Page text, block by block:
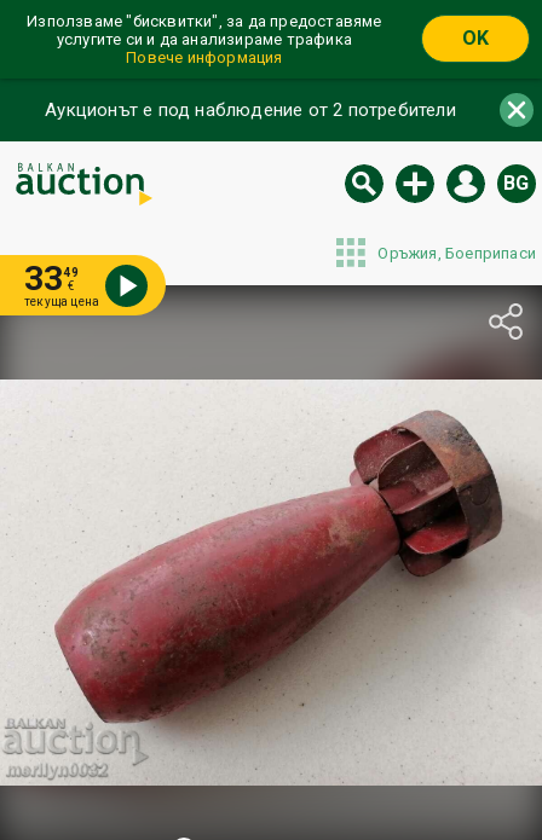
Използваме "бисквитки", за да предоставяме
услугите си и да анализираме трафика
Повече информация
OK
Аукционът е под наблюдение от 2 потребители
BG
Оръжия, Боеприпаси
3349
€
текуща цена